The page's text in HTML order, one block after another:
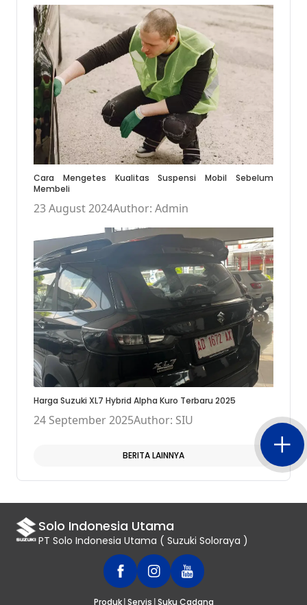
Cara Mengetes Kualitas Suspensi Mobil Sebelum
Membeli
23 August 2024Author: Admin
Harga Suzuki XL7 Hybrid Alpha Kuro Terbaru 2025
24 September 2025Author: SIU
BERITA LAINNYA
Solo Indonesia Utama
PT Solo Indonesia Utama ( Suzuki Soloraya )
Produk|Servis |Suku Cadang